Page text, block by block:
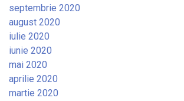
septembrie 2020
august 2020
iulie 2020
iunie 2020
mai 2020
aprilie 2020
martie 2020